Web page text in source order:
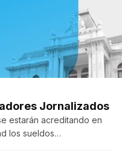
Jornalizados
estarán acreditando en
los sueldos…